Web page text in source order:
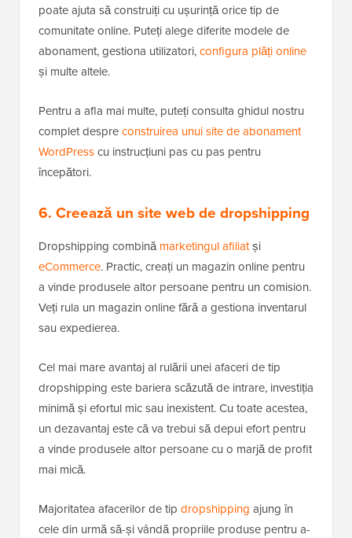
poate ajuta să construiți cu ușurință orice tip de
comunitate online. Puteți alege diferite modele de
abonament, gestiona utilizatori,configura plăți online
și multe altele.
Pentru a afla mai multe, puteți consulta ghidul nostru
complet despreconstruirea unui site de abonament
WordPresscu instrucțiuni pas cu pas pentru
începători.
6. Creează un site web de dropshipping
Dropshipping combinămarketingul afiliatși
eCommerce. Practic, creați un magazin online pentru
a vinde produsele altor persoane pentru un comision.
Veți rula un magazin online fără a gestiona inventarul
sau expedierea.
Cel mai mare avantaj al rulării unei afaceri de tip
dropshipping este bariera scăzută de intrare, investiția
minimă și efortul mic sau inexistent. Cu toate acestea,
un dezavantaj este că va trebui să depui efort pentru
a vinde produsele altor persoane cu o marjă de profit
mai mică.
Majoritatea afacerilor de tip dropshipping ajung în
cele din urmă să-și vândă propriile produse pentru a-